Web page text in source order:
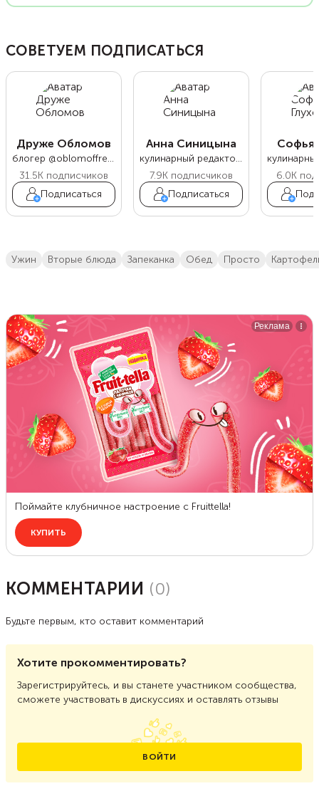
СОВЕТУЕМ ПОДПИСАТЬСЯ
Друже Обломов
блогер @oblomoffrecipe
31.5K подписчиков
Подписаться
Анна Синицына
кулинарный редактор Food.ru
7.9K подписчиков
Подписаться
Софья
6.0K
ужин вторые блюда запеканка обед просто
КОММЕНТАРИИ (0)
Будьте первым, кто оставит комментарий
Хотите прокомментировать?
Зарегистрируйтесь, и вы станете участником сообщества,
сможете участвовать в дискуссиях и оставлять отзывы
ВОЙТИ